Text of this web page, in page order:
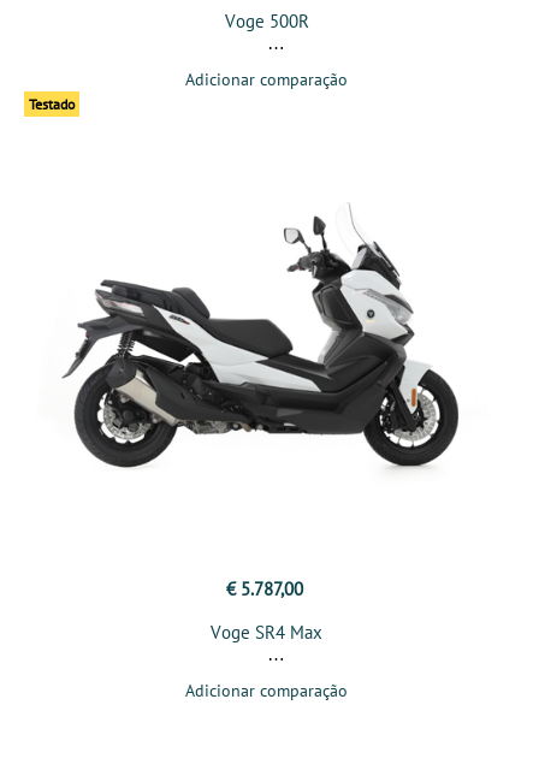
Voge 500R
Adicionar comparação
Testado
€ 5.787,00
Voge SR4 Max
Adicionar comparação